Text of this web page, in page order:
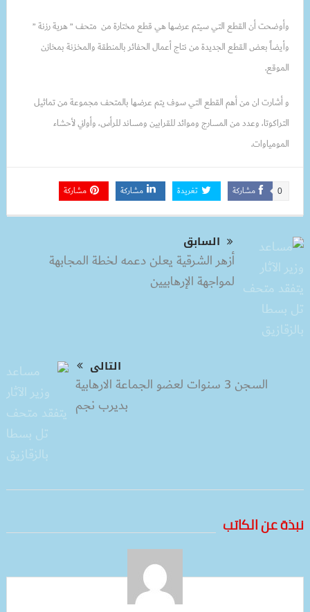
وأوضحت أن القطع التي سيتم عرضها هي قطع مختارة من متحف ” هرية رزنة ”
وأيضاً بعض القطع الجديدة من نتاج أعمال الحفائر بالمنطقة والمخزنة بمخازن
الموقع.
و أشارت ان من أهم القطع التي سوف يتم عرضها بالمتحف مجموعة من تماثيل
التراكوتا، وعدد من المسارج وموائد للقرابين ومساند للرأس، وأواني لأحشاء
المومياوات.
مشاركة 0 تغريدة مشاركة مشاركة
السابق
أزهر الشرقية يعلن دعمه لخطة المجابهة
لمواجهة الإرهابيين
التالى
السجن 3 سنوات لعضو الجماعة الارهابية
بديرب نجم
نبذة عن الكاتب